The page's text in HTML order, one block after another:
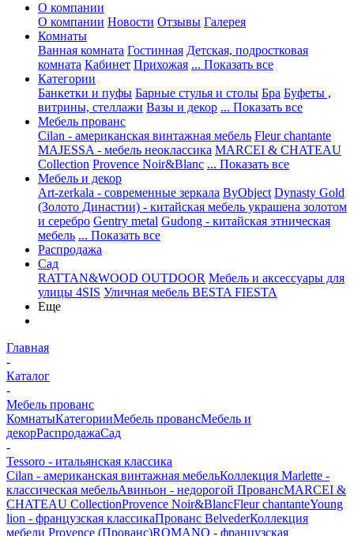
О компании
О компании Новости Отзывы Галерея
Комнаты
Ванная комната Гостинная Детская, подростковая
комната Кабинет Прихожая ... Показать все
Категории
Банкетки и пуфы Барные стулья и столы Бра Буфеты ,
витрины, стеллажи Вазы и декор ... Показать все
Мебель прованс
Cilan - американская винтажная мебель Fleur chantante
MAJESSA - мебель неоклассика MARCEI & CHATEAU
Collection Provence Noir&Blanc ... Показать все
Мебель и декор
Art-zerkala - современные зеркала ByObject Dynasty Gold
(Золото Династии) - китайская мебель украшена золотом
и серебро Gentry metal Gudong - китайская этническая
мебель ... Показать все
Распродажа
Сад
RATTAN&WOOD OUTDOOR Мебель и аксессуары для
улицы 4SIS Уличная мебель BESTA FIESTA
Еще
Главная
-
Каталог
-
Мебель прованс
КомнатыКатегорииМебель провансМебель и
декорРаспродажаСад
-
Tessoro - итальянская классика
Cilan - американская винтажная мебельКоллекция Marlette -
классическая мебельАвиньон - недорогой ПровансMARCEI &
CHATEAU CollectionProvence Noir&BlancFleur chantanteYoung
lion - французская классикаПрованс BelvederКоллекция
мебели Provence (Прованс)ROMANO - французская